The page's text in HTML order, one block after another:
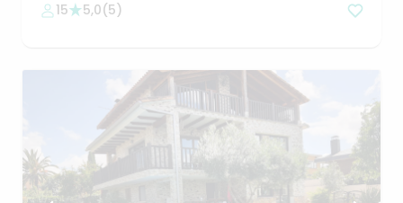
15
5,0(5)